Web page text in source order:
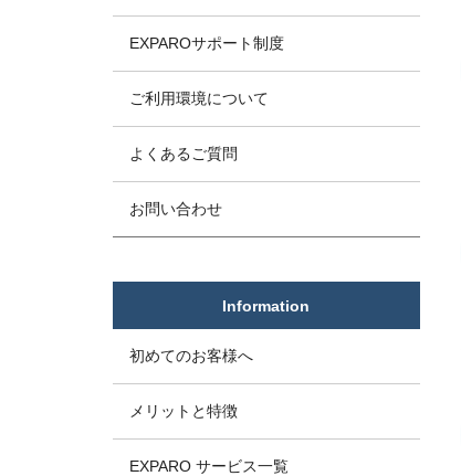
EXPAROサポート制度
ご利用環境について
よくあるご質問
お問い合わせ
Information
初めてのお客様へ
メリットと特徴
EXPARO サービス一覧